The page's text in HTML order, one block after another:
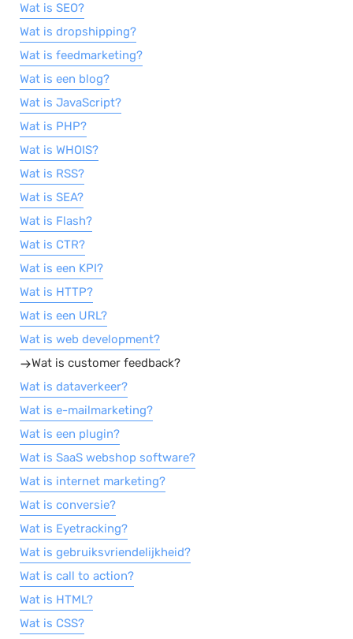
Wat is SEO?
Wat is dropshipping?
Wat is feedmarketing?
Wat is een blog?
Wat is JavaScript?
Wat is PHP?
Wat is WHOIS?
Wat is RSS?
Wat is SEA?
Wat is Flash?
Wat is CTR?
Wat is een KPI?
Wat is HTTP?
Wat is een URL?
Wat is web development?
Wat is customer feedback?
Wat is dataverkeer?
Wat is e-mailmarketing?
Wat is een plugin?
Wat is SaaS webshop software?
Wat is internet marketing?
Wat is conversie?
Wat is Eyetracking?
Wat is gebruiksvriendelijkheid?
Wat is call to action?
Wat is HTML?
Wat is CSS?